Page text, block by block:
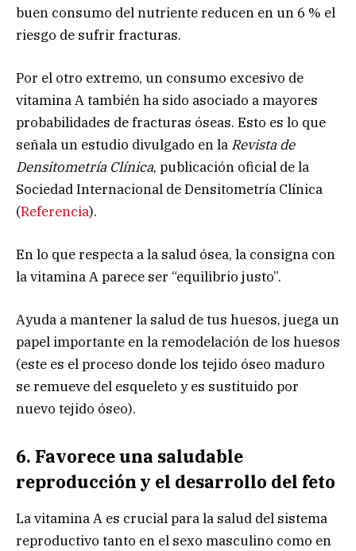
buen consumo del nutriente reducen en un 6 % el
riesgo de sufrir fracturas.
Por el otro extremo, un consumo excesivo de
vitamina A también ha sido asociado a mayores
probabilidades de fracturas óseas. Esto es lo que
señala un estudio divulgado en la Revista de
Densitometría Clínica, publicación oficial de la
Sociedad Internacional de Densitometría Clínica
(Referencia).
En lo que respecta a la salud ósea, la consigna con
la vitamina A parece ser “equilibrio justo”.
Ayuda a mantener la salud de tus huesos, juega un
papel importante en la remodelación de los huesos
(este es el proceso donde los tejido óseo maduro
se remueve del esqueleto y es sustituido por
nuevo tejido óseo).
6. Favorece una saludable
reproducción y el desarrollo del feto
La vitamina A es crucial para la salud del sistema
reproductivo tanto en el sexo masculino como en